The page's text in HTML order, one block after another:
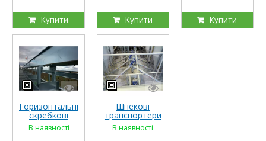
Купити Купити Купити
Горизонтальні
скребкові
транспортери
В наявності
Шнекові
транспортери
RIELA
В наявності